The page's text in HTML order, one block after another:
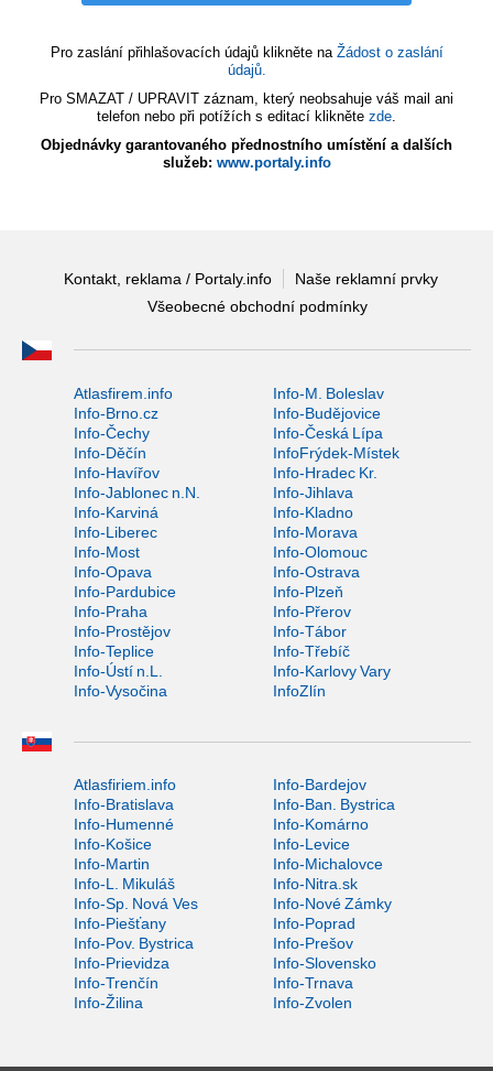
Pro zaslání přihlašovacích údajů klikněte na Žádost o zaslání
údajů.
Pro SMAZAT / UPRAVIT záznam, který neobsahuje váš mail ani
telefon nebo při potížích s editací klikněte zde.
Objednávky garantovaného přednostního umístění a dalších
služeb: www.portaly.info
Kontakt, reklama / Portaly.info
Naše reklamní prvky
Všeobecné obchodní podmínky
Atlasfirem.info
Info-M. Boleslav
Info-Brno.cz
Info-Budějovice
Info-Čechy
Info-Česká Lípa
Info-Děčín
InfoFrýdek-Místek
Info-Havířov
Info-Hradec Kr.
Info-Jablonec n.N.
Info-Jihlava
Info-Karviná
Info-Kladno
Info-Liberec
Info-Morava
Info-Most
Info-Olomouc
Info-Opava
Info-Ostrava
Info-Pardubice
Info-Plzeň
Info-Praha
Info-Přerov
Info-Prostějov
Info-Tábor
Info-Teplice
Info-Třebíč
Info-Ústí n.L.
Info-Karlovy Vary
Info-Vysočina
InfoZlín
Atlasfiriem.info
Info-Bardejov
Info-Bratislava
Info-Ban. Bystrica
Info-Humenné
Info-Komárno
Info-Košice
Info-Levice
Info-Martin
Info-Michalovce
Info-L. Mikuláš
Info-Nitra.sk
Info-Sp. Nová Ves
Info-Nové Zámky
Info-Piešťany
Info-Poprad
Info-Pov. Bystrica
Info-Prešov
Info-Prievidza
Info-Slovensko
Info-Trenčín
Info-Trnava
Info-Žilina
Info-Zvolen